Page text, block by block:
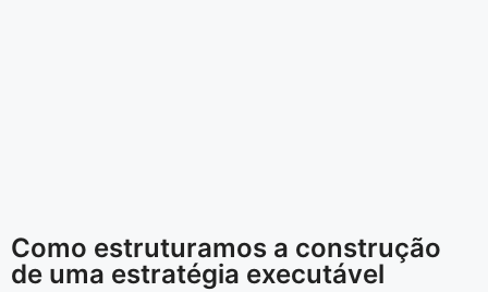
Como estruturamos a construção
de uma estratégia executável